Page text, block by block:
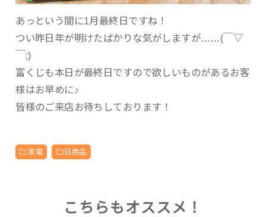
あっという間に1月最終日ですね！
つい昨日年が明けたばかりな気がしますが……(￣▽
￣;)
富くじも本日が最終日ですので欲しいものがあるお客
様はお早めに♪
皆様のご来店お待ちしております！
家電 日用品
こちらもオススメ！